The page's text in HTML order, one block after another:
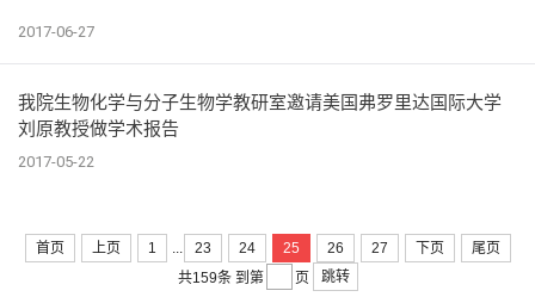
2017-06-27
我院生物化学与分子生物学教研室邀请美国弗罗里达国际大学
刘原教授做学术报告
2017-05-22
首页 上页 1 23 24 25 26 27 下页
尾页
共159条 到第 页 跳转